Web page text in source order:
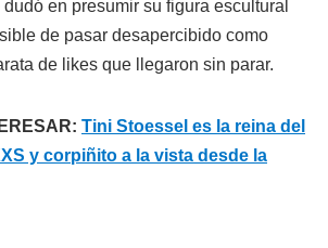
en presumir su figura escultural
de pasar desapercibido como
de likes que llegaron sin parar.
Tini Stoessel es la reina del
y corpiñito a la vista desde la